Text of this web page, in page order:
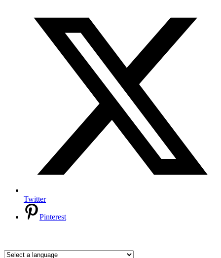
Twitter
Pinterest